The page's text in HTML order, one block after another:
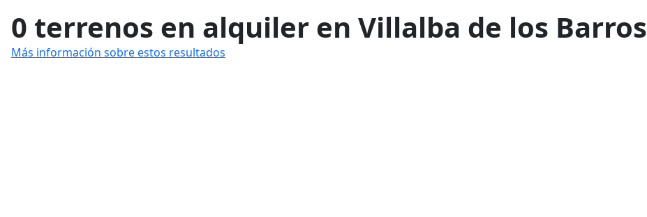
0 terrenos en alquiler en Villalba de los Barros
Más información sobre estos resultados